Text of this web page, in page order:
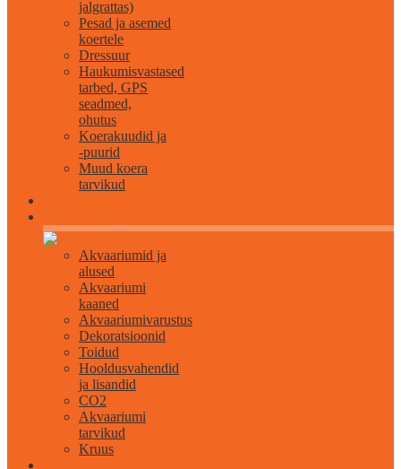
jalgrattas)
Pesad ja asemed
koertele
Dressuur
Haukumisvastased
tarbed, GPS
seadmed,
ohutus
Koerakuudid ja
-puurid
Muud koera
tarvikud
Akvaariumid ja
alused
Akvaariumi
kaaned
Akvaariumivarustus
Dekoratsioonid
Toidud
Hooldusvahendid
ja lisandid
CO2
Akvaariumi
tarvikud
Kruus